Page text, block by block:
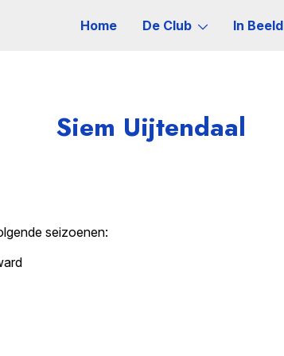
Home De Club In Beeld
Siem Uijtendaal
seizoenen: